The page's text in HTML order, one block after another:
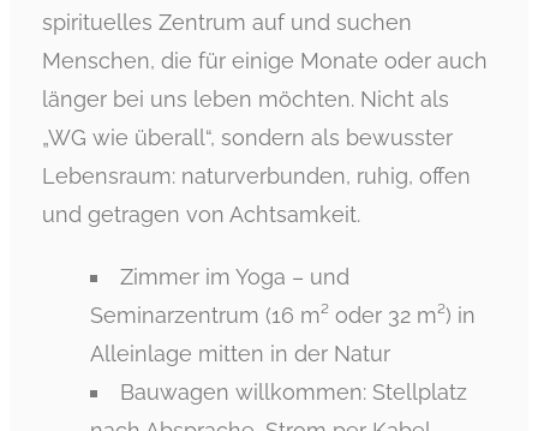
spirituelles Zentrum auf und suchen
Menschen, die für einige Monate oder auch
länger bei uns leben möchten. Nicht als
„WG wie überall“, sondern als bewusster
Lebensraum: naturverbunden, ruhig, offen
und getragen von Achtsamkeit.
Zimmer im Yoga – und
Seminarzentrum (16 m² oder 32 m²) in
Alleinlage mitten in der Natur
Bauwagen willkommen: Stellplatz